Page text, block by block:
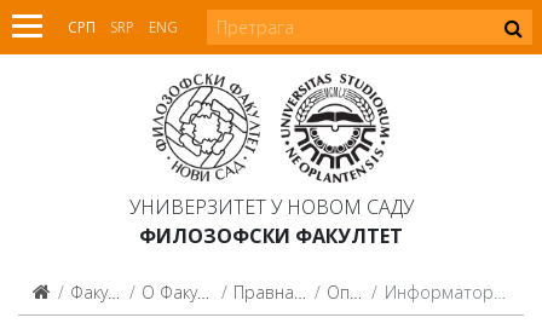
СРП SRP ENG
УНИВЕРЗИТЕТ У НОВОМ САДУ
ФИЛОЗОФСКИ ФАКУЛТЕТ
Факултет О Факултету Правна акта Општа Информатор о раду